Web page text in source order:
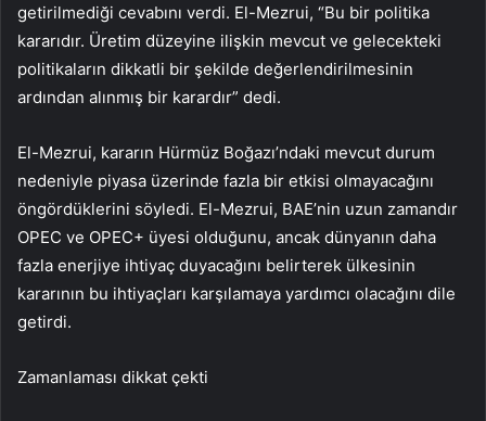
getirilmediği cevabını verdi. El-Mezrui, “Bu bir politika
kararıdır. Üretim düzeyine ilişkin mevcut ve gelecekteki
politikaların dikkatli bir şekilde değerlendirilmesinin
ardından alınmış bir karardır” dedi.
El-Mezrui, kararın Hürmüz Boğazı’ndaki mevcut durum
nedeniyle piyasa üzerinde fazla bir etkisi olmayacağını
öngördüklerini söyledi. El-Mezrui, BAE’nin uzun zamandır
OPEC ve OPEC+ üyesi olduğunu, ancak dünyanın daha
fazla enerjiye ihtiyaç duyacağını belirterek ülkesinin
kararının bu ihtiyaçları karşılamaya yardımcı olacağını dile
getirdi.
Zamanlaması dikkat çekti